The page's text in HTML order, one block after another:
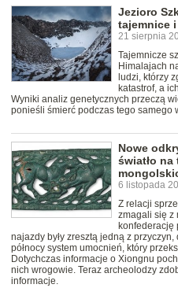
Jezioro
tajemnice
21 sierpnia
Tajemnicze
Himalajach
ludzi, którzy
katastrof, a
Wyniki analiz genetycznych przeczą
ponieśli śmierć podczas tego samego
Nowe
światło na
6 listopada
Z relacji
zmagali się z
konfederację
najazdy były zresztą jedną z
północy system umocnień, który
Dotychczas informacje o Xiongnu
nich wrogowie. Teraz archeolodzy
informacje.